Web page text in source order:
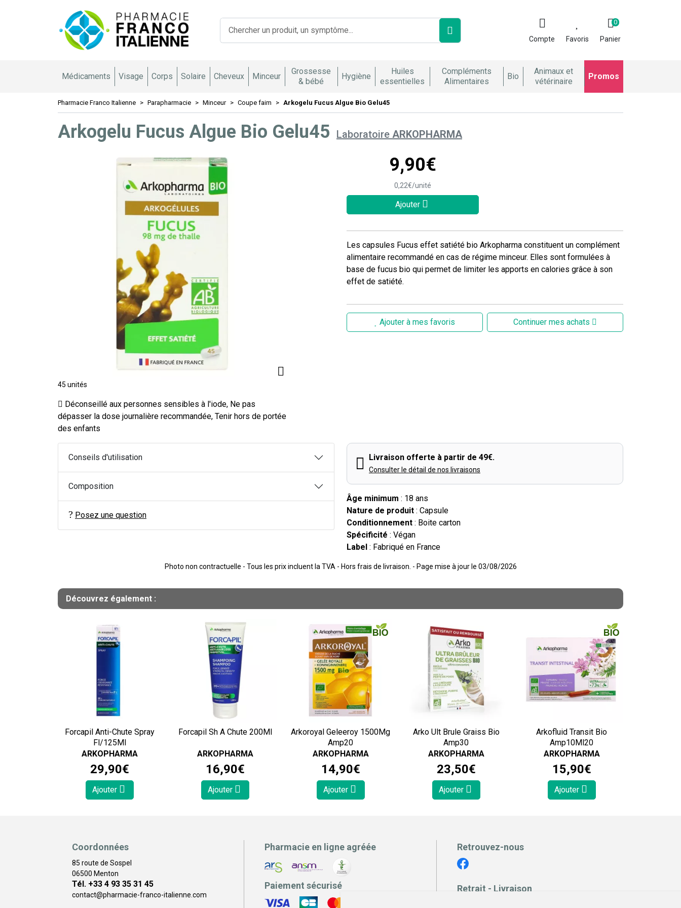
Compte Favoris Panier
0
Médicaments Visage Corps Solaire Cheveux Minceur
Grossesse
& bébé
Hygiène
Huiles
essentielles
Compléments
Alimentaires
Bio
Animaux et
vétérinaire
Promos
Pharmacie Franco Italienne Parapharmacie Minceur Coupe faim Arkogelu Fucus Algue Bio Gelu45
Arkogelu Fucus Algue Bio Gelu45 Laboratoire ARKOPHARMA
45 unités
Déconseillé aux personnes sensibles à l'iode, Ne pas
dépasser la dose journalière recommandée, Tenir hors de portée
des enfants
9,90€
0,22€/unité
Ajouter
Les capsules Fucus effet satiété bio Arkopharma constituent un complément
alimentaire recommandé en cas de régime minceur. Elles sont formulées à
base de fucus bio qui permet de limiter les apports en calories grâce à son
effet de satiété.
Ajouter à mes favoris Continuer mes achats
Conseils d'utilisation
Composition
Posez une question
Livraison offerte à partir de 49€.
Consulter le détail de nos livraisons
Âge minimum : 18 ans
Nature de produit : Capsule
Conditionnement : Boite carton
Spécificité : Végan
Label : Fabriqué en France
Photo non contractuelle - Tous les prix incluent la TVA - Hors frais de livraison. - Page mise à jour le 03/08/2026
Découvrez également :
Forcapil Anti-Chute Spray
Fl/125Ml
ARKOPHARMA
29,90€
Ajouter
Forcapil Sh A Chute 200Ml
ARKOPHARMA
16,90€
Ajouter
Arkoroyal Geleeroy 1500Mg
Amp20
ARKOPHARMA
14,90€
Ajouter
Arko Ult Brule Graiss Bio
Amp30
ARKOPHARMA
23,50€
Ajouter
Arkofluid Transit Bio
Amp10Ml20
ARKOPHARMA
15,90€
Ajouter
Coordonnées
85 route de Sospel
06500 Menton
Tél. +33 4 93 35 31 45
contact@pharmacie-franco-italienne.com
Pharmacie en ligne agréée
Paiement sécurisé
Retrouvez-nous
Retrait - Livraison